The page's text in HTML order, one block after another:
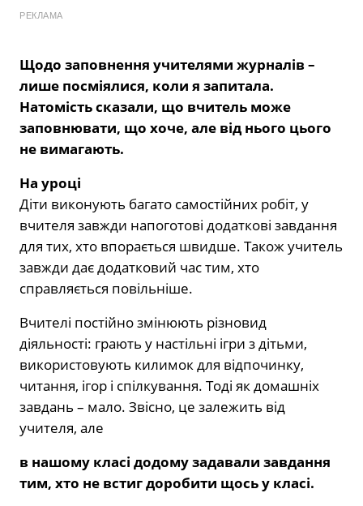
РЕКЛАМА
Щодо заповнення учителями журналів –
лише посміялися, коли я запитала.
Натомість сказали, що вчитель може
заповнювати, що хоче, але від нього цього
не вимагають.
На уроці
Діти виконують багато самостійних робіт, у
вчителя завжди напоготові додаткові завдання
для тих, хто впорається швидше. Також учитель
завжди дає додатковий час тим, хто
справляється повільніше.
Вчителі постійно змінюють різновид
діяльності: грають у настільні ігри з дітьми,
використовують килимок для відпочинку,
читання, ігор і спілкування. Тоді як домашніх
завдань – мало. Звісно, це залежить від
учителя, але
в нашому класі додому задавали завдання
тим, хто не встиг доробити щось у класі.